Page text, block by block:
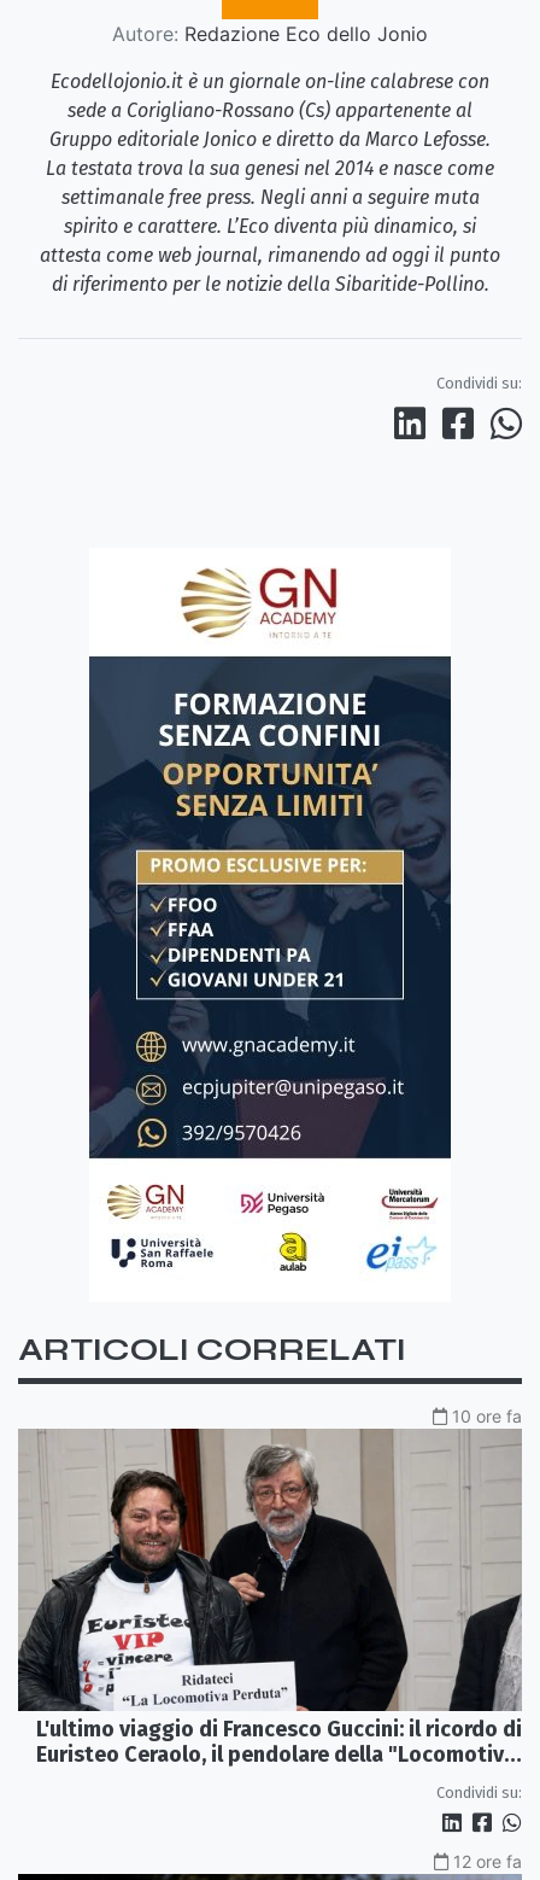
Autore: Redazione Eco dello Jonio
Ecodellojonio.it è un giornale on-line calabrese con
sede a Corigliano-Rossano (Cs) appartenente al
Gruppo editoriale Jonico e diretto da Marco Lefosse.
La testata trova la sua genesi nel 2014 e nasce come
settimanale free press. Negli anni a seguire muta
spirito e carattere. L’Eco diventa più dinamico, si
attesta come web journal, rimanendo ad oggi il punto
di riferimento per le notizie della Sibaritide-Pollino.
Condividi su:
ARTICOLI CORRELATI
10 ore fa
L'ultimo viaggio di Francesco Guccini: il ricordo di
Euristeo Ceraolo, il pendolare della "Locomotiva
Condividi su:
12 ore fa